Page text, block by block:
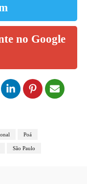
no Google
Poá
São Paulo